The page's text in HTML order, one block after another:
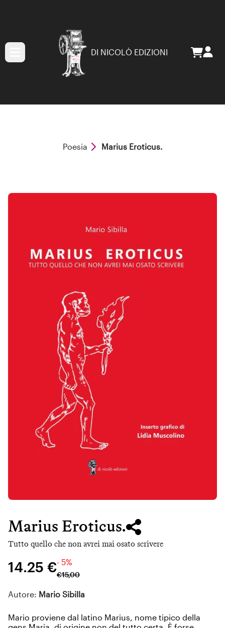
DI NICOLÒ EDIZIONI
Poesia Marius Eroticus.
Marius Eroticus.
Tutto quello che non avrei mai osato scrivere
14.25 €- 5%
€15,00
Autore: Mario Sibilla
Mario proviene dal latino Marius, nome tipico della